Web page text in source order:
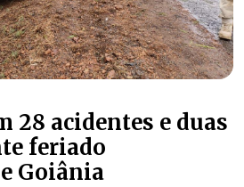
28 acidentes e duas
feriado
Goiânia